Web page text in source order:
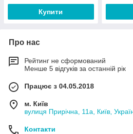
Купити
Про нас
Рейтинг не сформований
Менше 5 відгуків за останній рік
Працює з 04.05.2018
м. Київ
вулиця Прирічна, 11а, Київ,
Контакти